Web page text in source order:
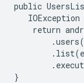
public
IOException
return
}